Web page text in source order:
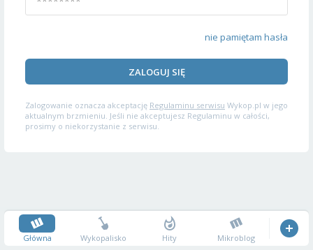
nie pamiętam hasła
ZALOGUJ SIĘ
Zalogowanie oznacza akceptację Regulaminu serwisu Wykop.pl w jego
aktualnym brzmieniu. Jeśli nie akceptujesz Regulaminu w całości,
prosimy o niekorzystanie z serwisu.
Główna Wykopalisko Hity Mikroblog